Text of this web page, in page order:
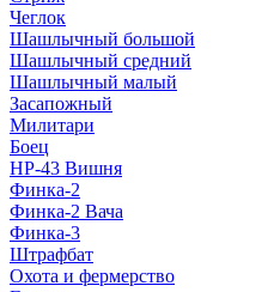
Чеглок
Шашлычный большой
Шашлычный средний
Шашлычный малый
Засапожный
Милитари
Боец
НР-43 Вишня
Финка-2
Финка-2 Вача
Финка-3
Штрафбат
Охота и фермерство